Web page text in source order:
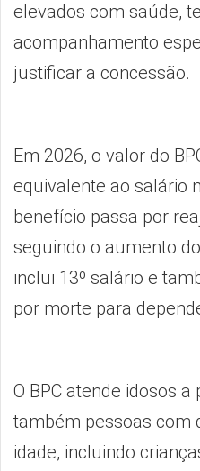
elevados com saúde,
acompanhamento
justificar a concessão.
Em 2026, o valor do
equivalente ao salário
benefício passa por
seguindo o aumento
inclui 13º salário e
por morte para
O BPC atende idosos
também pessoas com
idade, incluindo